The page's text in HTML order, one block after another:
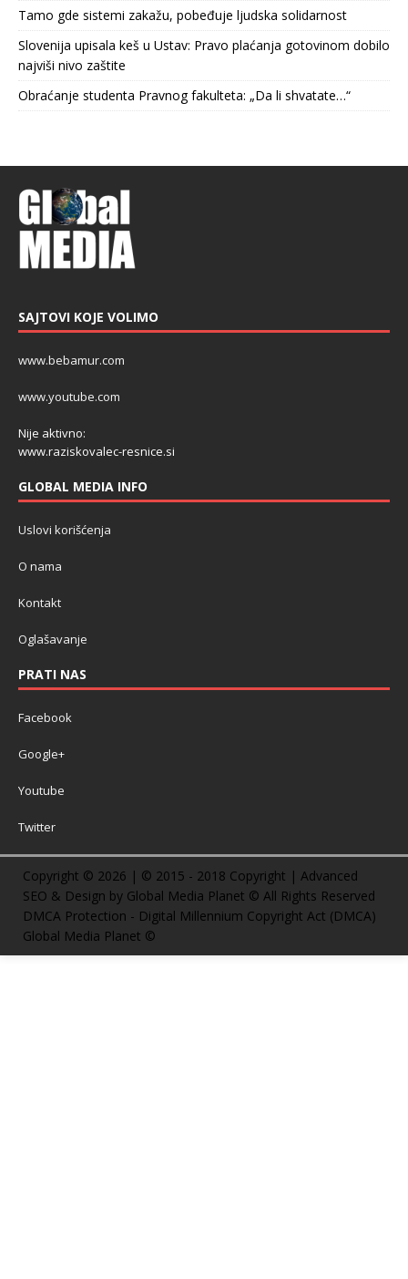
Tamo gde sistemi zakažu, pobeđuje ljudska solidarnost
Slovenija upisala keš u Ustav: Pravo plaćanja gotovinom dobilo
najviši nivo zaštite
Obraćanje studenta Pravnog fakulteta: „Da li shvatate…“
SAJTOVI KOJE VOLIMO
www.bebamur.com
www.youtube.com
Nije aktivno:
www.raziskovalec-resnice.si
GLOBAL MEDIA INFO
Uslovi korišćenja
O nama
Kontakt
Oglašavanje
PRATI NAS
Facebook
Google+
Youtube
Twitter
Copyright © 2026 | © 2015 - 2018 Copyright | Advanced
SEO & Design by Global Media Planet © All Rights Reserved
DMCA Protection - Digital Millennium Copyright Act (DMCA)
Global Media Planet ©